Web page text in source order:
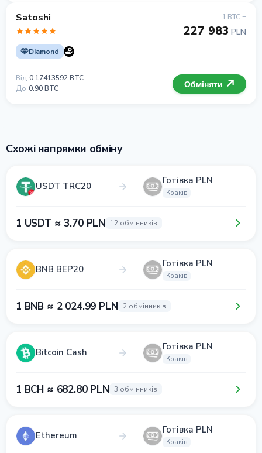
Satoshi
Diamond
1 BTC =
227 983 PLN
Від 0.17413592 BTC
До 0.90 BTC Обміняти
Схожі напрямки обміну
USDT TRC20 Готівка PLN
Краків
1 USDT ≈ 3.70 PLN 12 обмінників
BNB BEP20 Готівка PLN
Краків
1 BNB ≈ 2 024.99 PLN 2 обмінників
Bitcoin Cash Готівка PLN
Краків
1 BCH ≈ 682.80 PLN 3 обмінників
Ethereum Готівка PLN
Краків